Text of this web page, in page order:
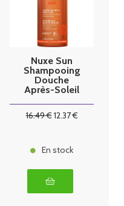
Nuxe Sun
Shampooing
Douche
Après-Soleil
16.49€12.37€
En stock